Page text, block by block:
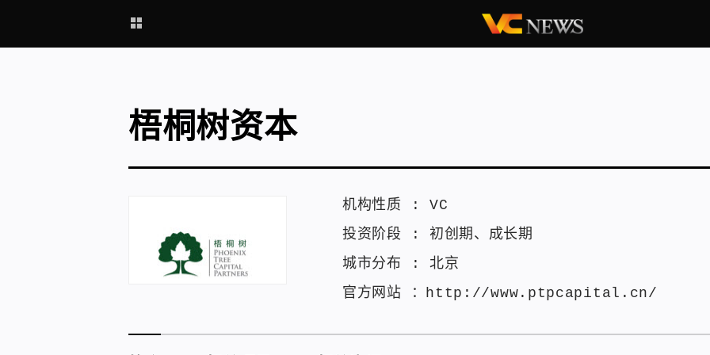
梧桐树资本
机构性质 : VC
投资阶段 : 初创期、 成长期
城市分布 : 北京
官方网站 ： http://www.ptpcapital.cn/